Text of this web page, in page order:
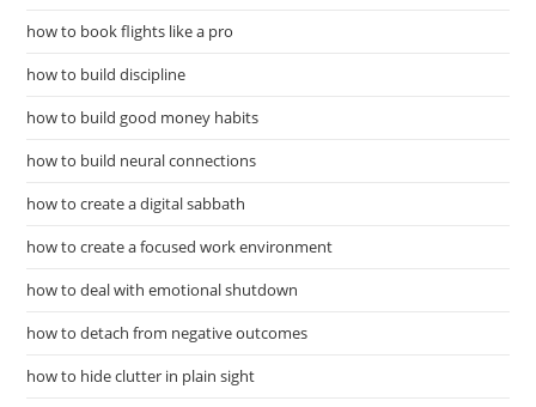
how to book flights like a pro
how to build discipline
how to build good money habits
how to build neural connections
how to create a digital sabbath
how to create a focused work environment
how to deal with emotional shutdown
how to detach from negative outcomes
how to hide clutter in plain sight